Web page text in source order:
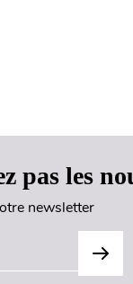
pas les
newsletter